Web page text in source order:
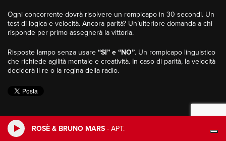
ROSÈ & BRUNO MARS - APT.
Ogni concorrente dovrà risolvere un rompicapo in 30 secondi. Un
test di logica e velocità. Ancora parità? Un’ulteriore domanda a chi
risponde per primo assegnerà la vittoria.
Risposte lampo senza usare “SI” e “NO”. Un rompicapo linguistico
che richiede agilità mentale e creatività. In caso di parità, la velocità
deciderà il re o la regina della radio.